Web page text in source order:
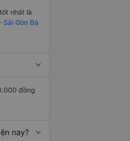
nhất là
Sài Gòn Bà
đồng
nay?